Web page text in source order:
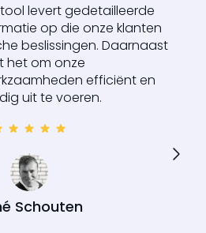
levert gedetailleerde
op die onze klanten
beslissingen. Daarnaast
het om onze
efficiënt en
uit te voeren.
Schouten